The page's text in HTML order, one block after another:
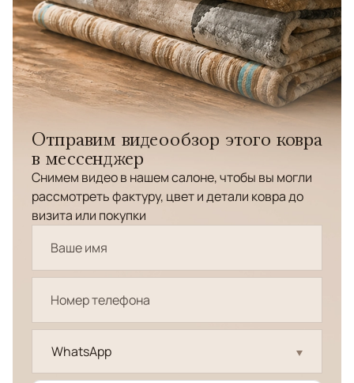
Отправим видеообзор этого ковра
в мессенджер
Снимем видео в нашем салоне, чтобы вы могли
рассмотреть фактуру, цвет и детали ковра до
визита или покупки
WhatsApp